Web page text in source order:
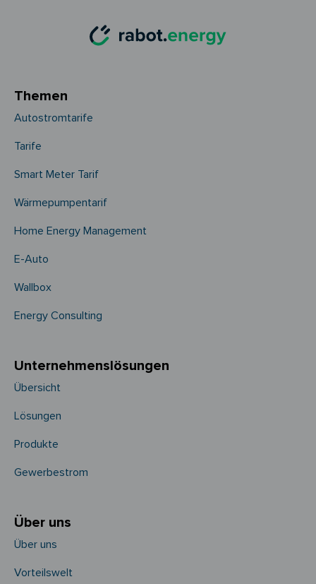
Themen
Autostromtarife
Tarife
Smart Meter Tarif
Wärmepumpentarif
Home Energy Management
E-Auto
Wallbox
Energy Consulting
Unternehmens­­lösungen
Übersicht
Lösungen
Produkte
Gewerbestrom
Über uns
Über uns
Vorteilswelt